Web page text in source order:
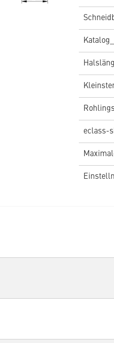
eclass-